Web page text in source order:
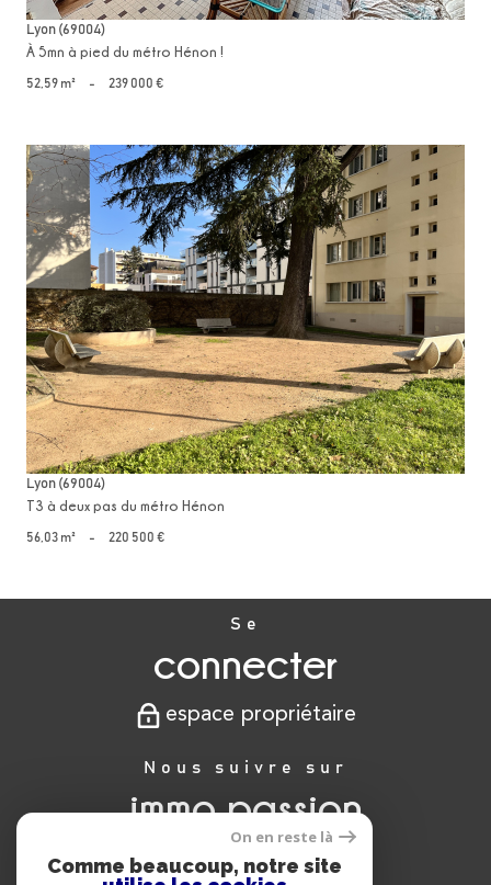
Lyon (69004)
À 5mn à pied du métro Hénon !
52,59 m² - 239 000 €
voir le bien
Lyon (69004)
T3 à deux pas du métro Hénon
56,03 m² - 220 500 €
Se
connecter
espace propriétaire
Nous suivre sur
immo passion
On en reste là
Comme beaucoup, notre site